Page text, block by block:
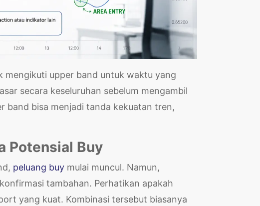
mengikuti upper band untuk waktu yang
secara keseluruhan sebelum mengambil
band bisa menjadi tanda kekuatan tren,
Potensial Buy
peluang buy mulai muncul. Namun,
tambahan. Perhatikan apakah
yang kuat. Kombinasi tersebut biasanya